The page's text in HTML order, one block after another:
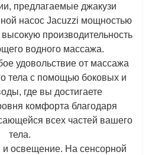
предлагаемые джакузи
насос Jacuzzi мощностью
производительность
водного массажа.
удовольствие от массажа
тела с помощью боковых и
где вы достигаете
комфорта благодаря
всех частей вашего
тела.
и освещение. На сенсорной